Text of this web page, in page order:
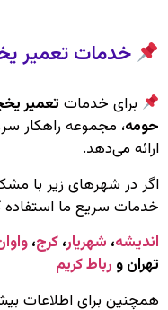
خدمات تعمیر
برای خدمات تعمیر
حومه، مجموعه
ارائه می‌دهد.
اگر در شهرهای زیر با
خدمات سریع ما استفاده
اندیشه، شهریار،کرج،
تهران و رباط کریم
همچنین برای اطلاعات